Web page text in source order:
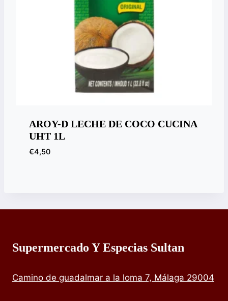
AROY-D LECHE DE COCO CUCINA
UHT 1L
€4,50
Supermercado Y Especias Sultan
Camino de guadalmar a la loma 7, Málaga 29004